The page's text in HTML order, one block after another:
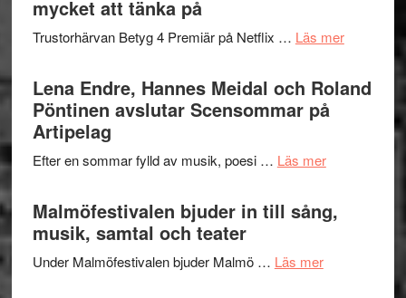
–
Delvis
bortom
terräng
mycket att tänka på
Trustorhärvan Betyg 4 Premiär på Netflix … Läs merom
–
Lena Endre, Hannes Meidal och Roland
Pöntinen avslutar Scensommar på
Artipelag
Efter en sommar fylld av musik, poesi … Läs merom
Hannes
Malmöfestivalen bjuder in till sång,
musik, samtal och teater
Under Malmöfestivalen bjuder Malmö … Läs merom